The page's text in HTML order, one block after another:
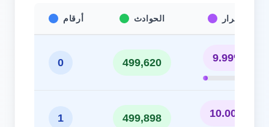
أرقام الحوادث التكرار
0 499,620 9.99%
1 499,898 10.00%